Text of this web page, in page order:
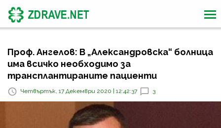
Проф. Ангелов: В „Александровска“ болница
има всичко необходимо за
трансплантираните пациенти
Четвъртък, 17 Декември 2020 | 12:42:37 3